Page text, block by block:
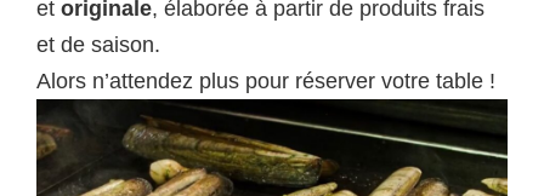
et originale, élaborée à partir de produits frais
et de saison.
Alors n’attendez plus pour réserver votre table !